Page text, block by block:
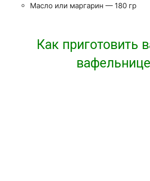
Масло или маргарин — 180 гр
Как приготовить
вафельнице